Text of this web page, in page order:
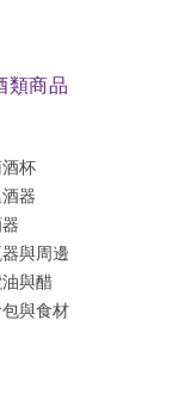
類商品
杯
器
與周邊
與醋
與食材